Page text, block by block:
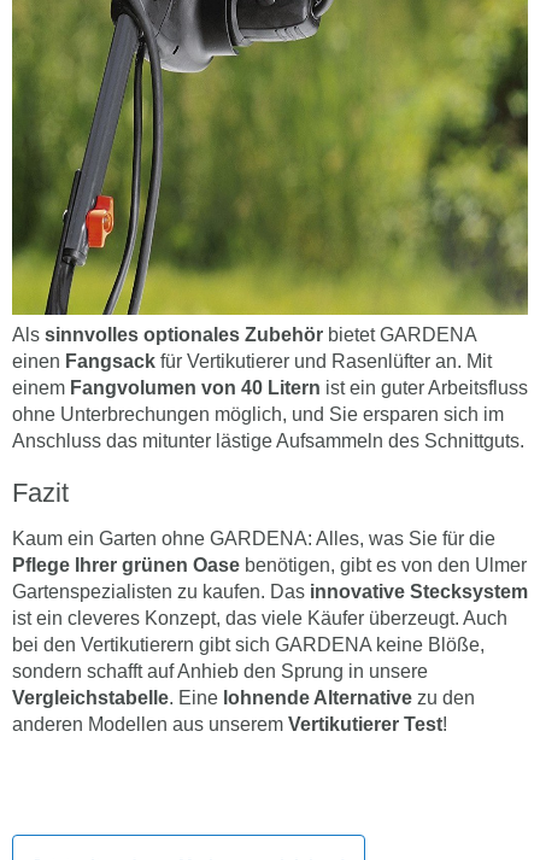
Als sinnvolles optionales Zubehör bietet GARDENA
einen Fangsack für Vertikutierer und Rasenlüfter an. Mit
einem Fangvolumen von 40 Litern ist ein guter Arbeitsfluss
ohne Unterbrechungen möglich, und Sie ersparen sich im
Anschluss das mitunter lästige Aufsammeln des Schnittguts.
Fazit
Kaum ein Garten ohne GARDENA: Alles, was Sie für die
Pflege Ihrer grünen Oase benötigen, gibt es von den Ulmer
Gartenspezialisten zu kaufen. Das innovative Stecksystem
ist ein cleveres Konzept, das viele Käufer überzeugt. Auch
bei den Vertikutierern gibt sich GARDENA keine Blöße,
sondern schafft auf Anhieb den Sprung in unsere
Vergleichstabelle. Eine lohnende Alternative zu den
anderen Modellen aus unserem Vertikutierer Test!